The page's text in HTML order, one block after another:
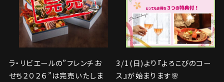
ラ・リビエールの”フレンチお
せち２０２６”は完売いたしま
3/1(日)より『よろこびのコー
ス』が始まります🌸